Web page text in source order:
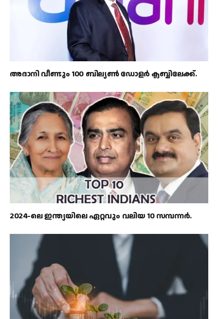
അദാനി വീണ്ടും 100 ബില്യൺ ഡോളർ ക്ലബ്ബിലേക്ക്.
2024-ലെ ഇന്ത്യയിലെ ഏറ്റവും വലിയ 10 സമ്പന്നർ.